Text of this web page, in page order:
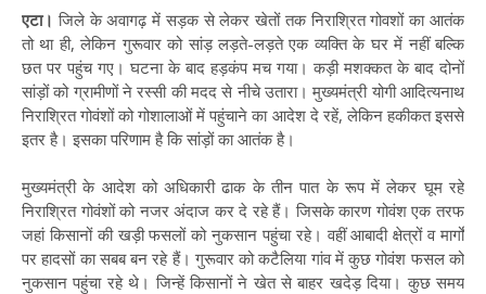
एटा। जिले के अवागढ़ में सड़क से लेकर खेतों तक निराश्रित गोवशों का आतंक
तो था ही, लेकिन गुरूवार को सांड़ लड़ते-लड़ते एक व्यक्ति के घर में नहीं बल्कि
छत पर पहुंच गए। घटना के बाद हड़कंप मच गया। कड़ी मशक्कत के बाद दोनों
सांड़ों को ग्रामीणों ने रस्सी की मदद से नीचे उतारा। मुख्यमंत्री योगी आदित्यनाथ
निराश्रित गोवंशों को गोशालाओं में पहुंचाने का आदेश दे रहें, लेकिन हकीकत इससे
इतर है। इसका परिणाम है कि सांड़ों का आतंक है।
मुख्यमंत्री के आदेश को अधिकारी ढाक के तीन पात के रूप में लेकर घूम रहे
निराश्रित गोवंशों को नजर अंदाज कर दे रहे हैं। जिसके कारण गोवंश एक तरफ
जहां किसानों की खड़ी फसलों को नुकसान पहुंचा रहे। वहीं आबादी क्षेत्रों व मार्गों
पर हादसों का सबब बन रहे हैं। गुरूवार को कटैलिया गांव में कुछ गोवंश फसल को
नुकसान पहुंचा रहे थे। जिन्हें किसानों ने खेत से बाहर खदेड़ दिया। कुछ समय